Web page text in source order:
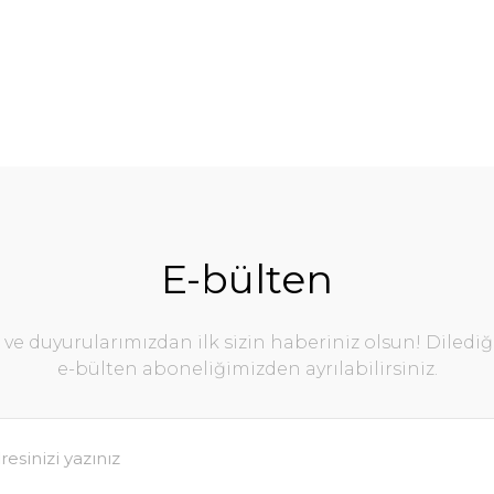
E-bülten
ve duyurularımızdan ilk sizin haberiniz olsun!
e-bülten aboneliğimizden ayrılabilirsiniz.